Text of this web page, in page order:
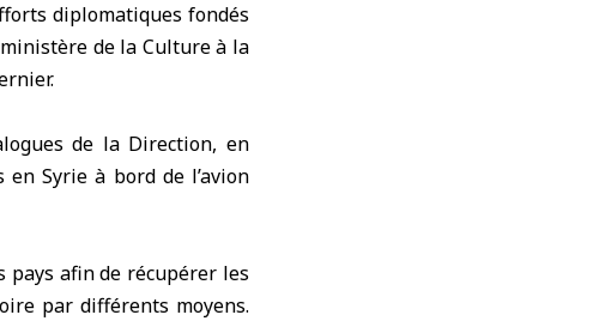
diplomatiques fondés
ministère de la Cultureà la
de la Direction, en
en Syrie à bord de l’avion
pays afin de récupérer les
par différents moyens.